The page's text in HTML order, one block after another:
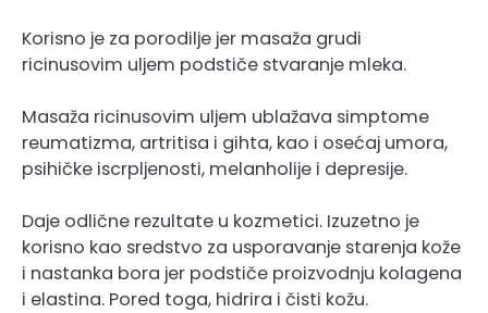
Korisno je za porodilje jer masaža grudi
ricinusovim uljem podstiče stvaranje mleka.
Masaža ricinusovim uljem ublažava simptome
reumatizma, artritisa i gihta, kao i osećaj umora,
psihičke iscrpljenosti, melanholije i depresije.
Daje odlične rezultate u kozmetici. Izuzetno je
korisno kao sredstvo za usporavanje starenja kože
i nastanka bora jer podstiče proizvodnju kolagena
i elastina. Pored toga, hidrira i čisti kožu.